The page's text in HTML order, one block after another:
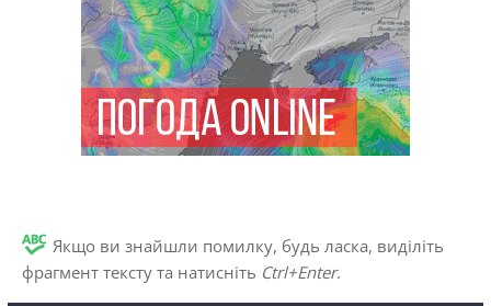
Якщо ви знайшли помилку, будь ласка, виділіть
фрагмент тексту та натисніть Ctrl+Enter.